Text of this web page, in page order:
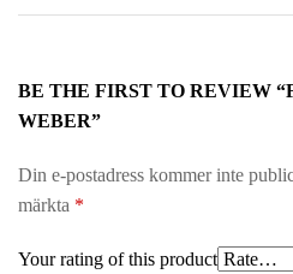
BE THE FIRST TO REVIEW
WEBER”
Din e-postadress kommer inte
märkta *
Your rating of this product